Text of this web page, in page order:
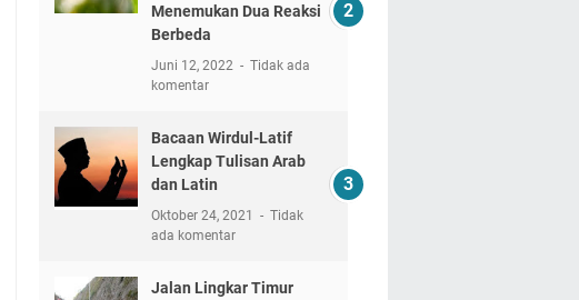
Menemukan Dua Reaksi
Berbeda
Juni 12, 2022
Tidak ada
komentar
Bacaan Wirdul-Latif
Lengkap Tulisan Arab
dan Latin
Oktober 24, 2021
Tidak
ada komentar
Jalan Lingkar Timur